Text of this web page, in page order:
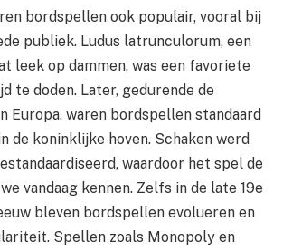
bordspellen ook populair, vooral bij
publiek. Ludus latrunculorum, een
leek op dammen, was een favoriete
te doden. Later, gedurende de
Europa, waren bordspellen standaard
de koninklijke hoven. Schaken werd
waardoor het spel de
vandaag kennen. Zelfs in de late 19e
bleven bordspellen evolueren en
Spellen zoals Monopoly en